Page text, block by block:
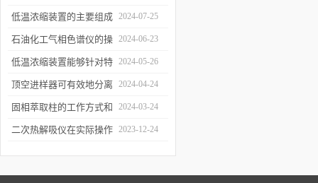
离过程
及使用注意事项
低温浓缩装置的主要组成
部分及具体工作流程分析
2024-07-25
石油化工气相色谱仪的操
作要点详细分析
2024-06-23
低温浓缩装置能够针对特
定的目标组分进行有效浓
缩
2024-05-26
顶空进样器可有效地分离
和富集样品中的挥发性成
分
2024-04-24
固相萃取柱的工作方式和
应用场景
2024-03-24
二次热解吸仪在实际操作 2023-12-24